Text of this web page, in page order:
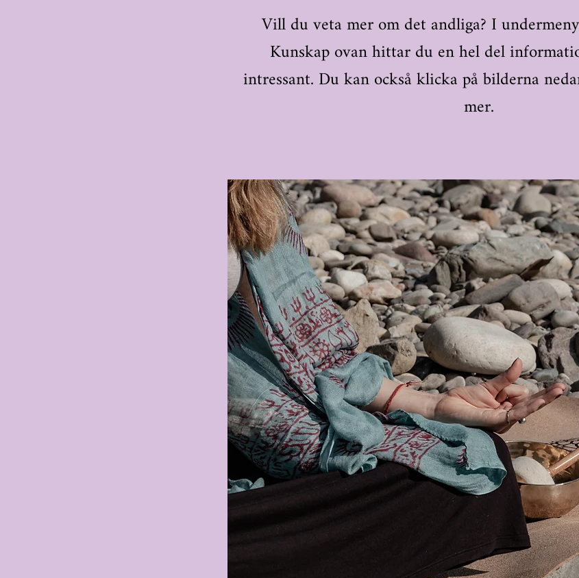
Vill du veta mer om det andliga? I
Kunskap ovan hittar du en hel del
intressant. Du kan också klicka på bilderna
mer.